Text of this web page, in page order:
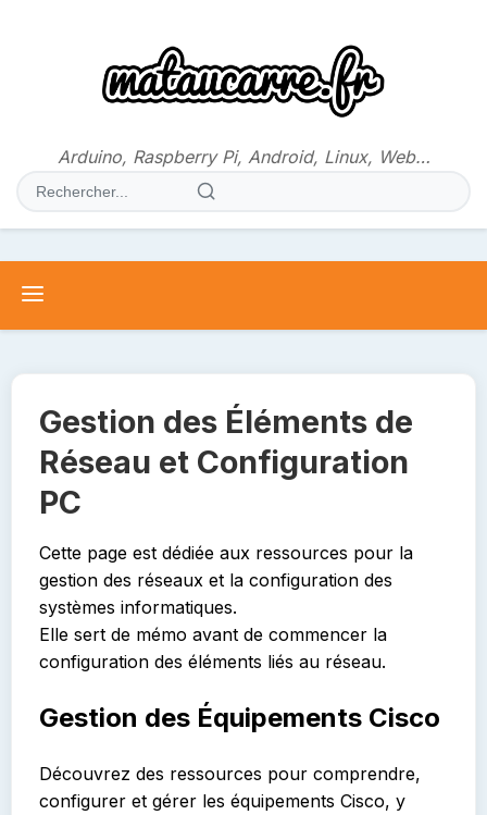
Arduino, Raspberry Pi, Android, Linux, Web…
Rechercher
:
Gestion des Éléments de
Réseau et Configuration
PC
Cette page est dédiée aux ressources pour la
gestion des réseaux et la configuration des
systèmes informatiques.
Elle sert de mémo avant de commencer la
configuration des éléments liés au réseau.
Gestion des Équipements Cisco
Découvrez des ressources pour comprendre,
configurer et gérer les équipements Cisco, y